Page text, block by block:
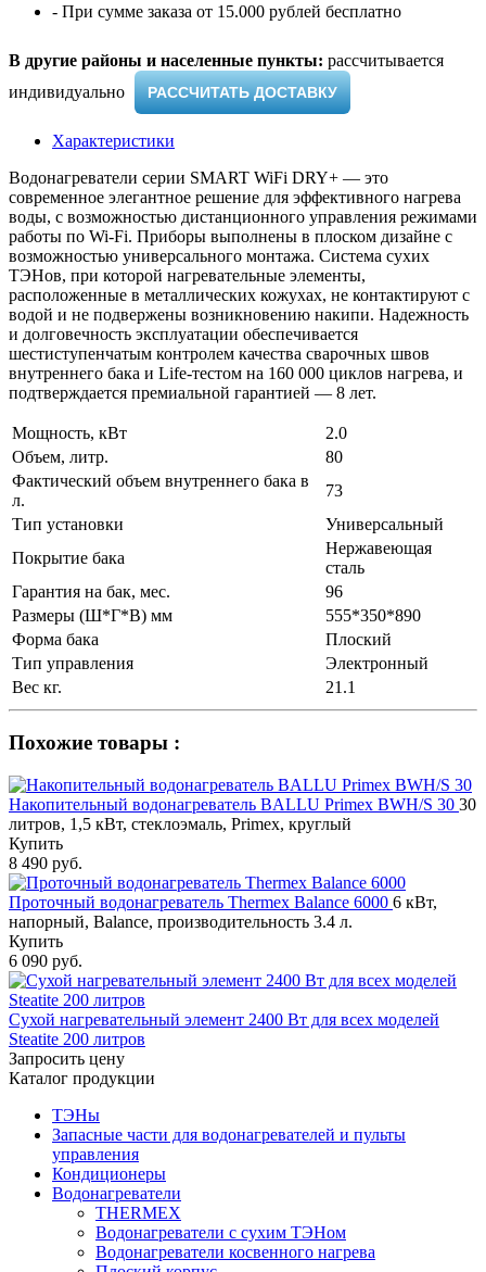
- При сумме заказа от 15.000 рублей бесплатно
В другие районы и населенные пункты: рассчитывается
индивидуально ​
РАССЧИТАТЬ ДОСТАВКУ
Характеристики
Водонагреватели серии SMART WiFi DRY+ — это
современное элегантное решение для эффективного нагрева
воды, с возможностью дистанционного управления режимами
работы по Wi-Fi. Приборы выполнены в плоском дизайне с
возможностью универсального монтажа. Система сухих
ТЭНов, при которой нагревательные элементы,
расположенные в металлических кожухах, не контактируют с
водой и не подвержены возникновению накипи. Надежность
и долговечность эксплуатации обеспечивается
шестиступенчатым контролем качества сварочных швов
внутреннего бака и Life-тестом на 160 000 циклов нагрева, и
подтверждается премиальной гарантией — 8 лет.
Мощность, кВт
2.0
Объем, литр.
80
Фактический объем внутреннего бака в
л.
73
Тип установки
Универсальный
Покрытие бака
Нержавеющая
сталь
Гарантия на бак, мес.
96
Размеры (Ш*Г*В) мм
555*350*890
Форма бака
Плоский
Тип управления
Электронный
Вес кг.
21.1
Похожие товары :
Накопительный водонагреватель BALLU Primex BWH/S 30 30
литров, 1,5 кВт, стеклоэмаль, Primex, круглый
Купить
8 490 руб.
Проточный водонагреватель Thermex Balance 6000 6 кВт,
напорный, Balance, производительность 3.4 л.
Купить
6 090 руб.
Сухой нагревательный элемент 2400 Вт для всех моделей
Steatite 200 литров
Запросить цену
Каталог продукции
ТЭНы
Запасные части для водонагревателей и пульты
управления
Кондиционеры
Водонагреватели
THERMEX
Водонагреватели с сухим ТЭНом
Водонагреватели косвенного нагрева